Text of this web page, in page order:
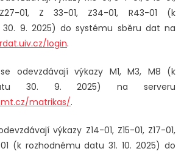
01, Z 33-01, Z34-01, R43-01 (k
9. 2025) do systému sběru dat na
login.
odevzdávají výkazy M1, M3, M8 (k
30. 9. 2025) na serveru
matrikas/.
výkazy Z14-01, Z15-01, Z17-01,
01 (k rozhodnému datu 31. 10. 2025) do